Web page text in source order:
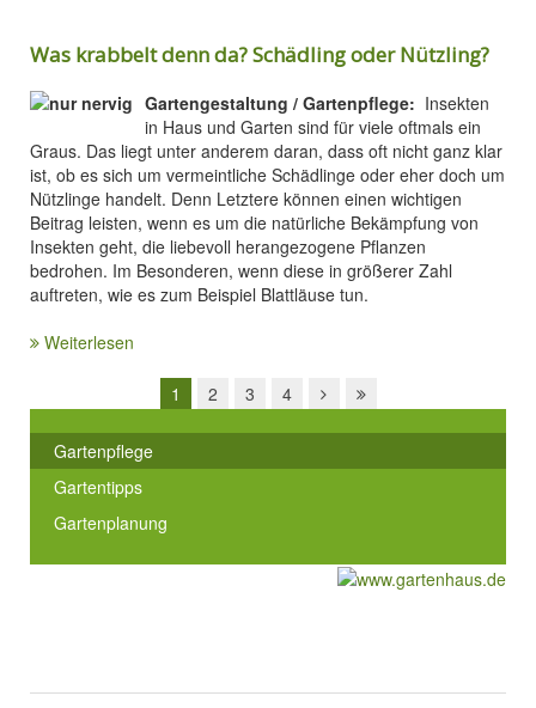
Was krabbelt denn da? Schädling oder Nützling?
Gartengestaltung / Gartenpflege: Insekten
in Haus und Garten sind für viele oftmals ein
Graus. Das liegt unter anderem daran, dass oft nicht ganz klar
ist, ob es sich um vermeintliche Schädlinge oder eher doch um
Nützlinge handelt. Denn Letztere können einen wichtigen
Beitrag leisten, wenn es um die natürliche Bekämpfung von
Insekten geht, die liebevoll herangezogene Pflanzen
bedrohen. Im Besonderen, wenn diese in größerer Zahl
auftreten, wie es zum Beispiel Blattläuse tun.
Weiterlesen
1 2 3 4
Gartenpflege
Gartentipps
Gartenplanung